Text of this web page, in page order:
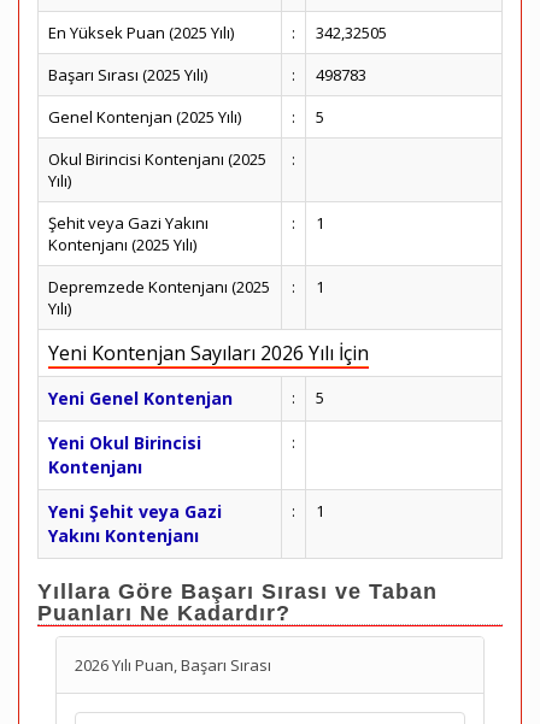
En Yüksek Puan (2025 Yılı) :
342,32505
Başarı Sırası (2025 Yılı)
:
498783
Genel Kontenjan (2025 Yılı)
:
5
Okul Birincisi Kontenjanı (2025
Yılı)
:
Şehit veya Gazi Yakını
Kontenjanı (2025 Yılı)
: 1
Depremzede Kontenjanı (2025
Yılı)
: 1
Yeni Kontenjan Sayıları 2026 Yılı İçin
Yeni Genel Kontenjan : 5
Yeni Okul Birincisi
Kontenjanı
:
Yeni Şehit veya Gazi
Yakını Kontenjanı
: 1
Yıllara Göre Başarı Sırası ve Taban
Puanları Ne Kadardır?
2026 Yılı Puan, Başarı Sırası